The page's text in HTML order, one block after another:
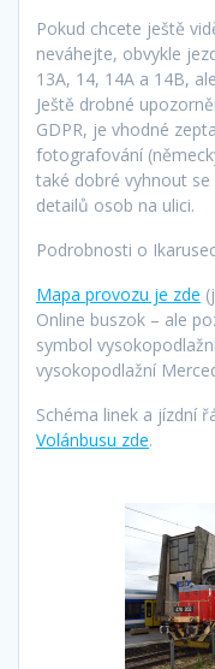
Pokud chcete ještě
neváhejte, obvykle
13A, 14, 14A a 14B,
Ještě drobné
GDPR, je vhodné
fotografování
také dobré vyhnout
detailů osob na ulici.
Podrobnosti o
Mapa provozu je zde
Online buszok – ale
symbol
vysokopodlažní
Schéma linek a jízdní
Volánbusu zde.